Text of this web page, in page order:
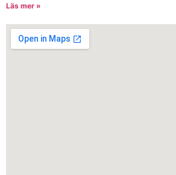
Läs mer »